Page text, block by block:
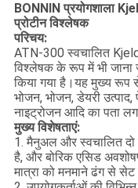
BONNIN प्रयोगशाला
प्रोटीन विश्लेषक
परिचय:
ATN-300 स्वचालित
विश्लेषक के रूप में भी जाना
किया गया है।यह मुख्य रूप
भोजन, भोजन, डेयरी उत्पाद,
नाइट्रोजन आदि का पता
मुख्य विशेषताएं:
1. मैनुअल और स्वचालित दो
है, और बोरिक एसिड
मात्रा को मनमाने ढंग से